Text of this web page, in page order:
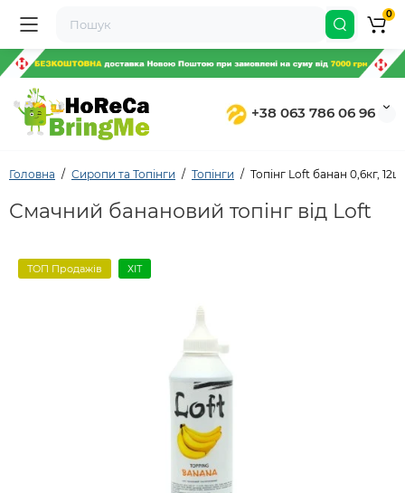
+38 063 786 06 96
0
Головна Сиропи та Топінги Топінги Топінг Loft банан 0,6кг,
Смачний банановий топінг від Loft
ТОП Продажів ХІТ